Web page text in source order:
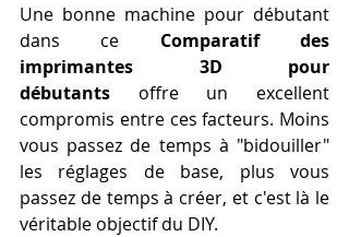
Une bonne machine pour débutant
dans ce Comparatif des
imprimantes 3D pour
débutants offre un excellent
compromis entre ces facteurs. Moins
vous passez de temps à "bidouiller"
les réglages de base, plus vous
passez de temps à créer, et c'est là le
véritable objectif du DIY.